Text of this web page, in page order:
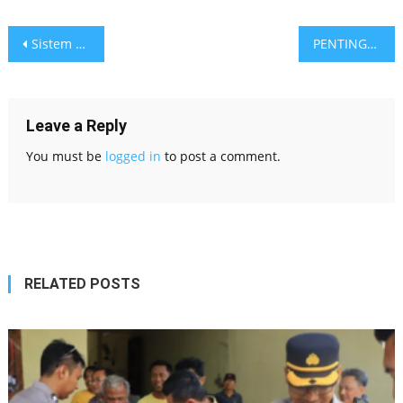
Post
Sistem Layanan Informasi OJK Dapat Diakses Kembali PENTINGNYA DIGITALISASI LAYANAN KEBANKSENTRALAN BAGI STABILITAS
Leave a Reply
You must be logged in to post a comment.
RELATED POSTS